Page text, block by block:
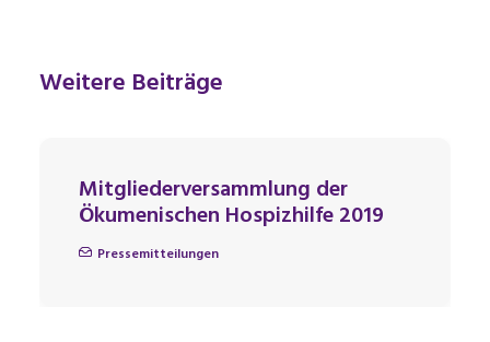
Weitere Beiträge
Mitgliederversammlung der
Ökumenischen Hospizhilfe 2019
Pressemitteilungen